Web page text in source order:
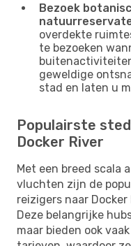
Bezoek
overdekte
te bezoeken
geweldige
stad en laten u
Populairste
Docker River
Met een breed scala
vluchten zijn de
reizigers naar
Deze belangrijke
maar bieden ook